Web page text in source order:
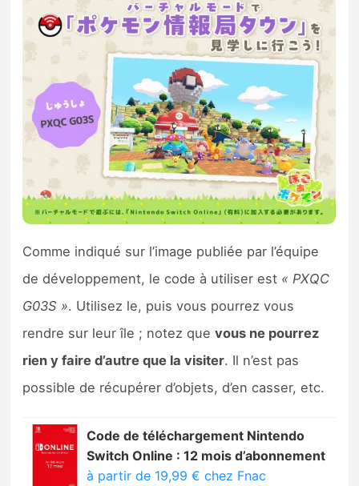
Comme indiqué sur l’image publiée par l’équipe
de développement, le code à utiliser est « PXQC
G03S ». Utilisez le, puis vous pourrez vous
rendre sur leur île ; notez quevous ne pourrez
rien y faire d’autre que la visiter. Il n’est pas
possible de récupérer d’objets, d’en casser, etc.
Code de téléchargement Nintendo
Switch Online : 12 mois d’abonnement
à partir de 19,99 € chez Fnac